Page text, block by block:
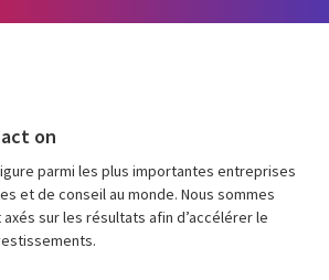
on
parmi les plus importantes entreprises
et de conseil au monde. Nous sommes
sur les résultats afin d’accélérer le